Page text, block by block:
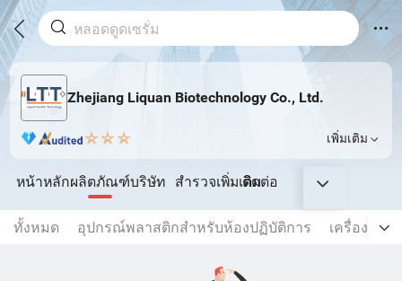
Zhejiang Liquan Biotechnology Co., Ltd.
เพิ่มเติม
หน้าหลักผลิตภัณฑ์บริษัท สำรวจเพิ่มเติมติดต่อ
ทั้งหมด อุปกรณ์พลาสติกสำหรับห้องปฏิบัติการ เครื่องแก้